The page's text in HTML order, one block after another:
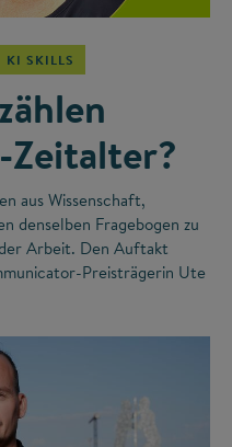
KI SKILLS
aus Wissenschaft,
denselben Fragebogen zu
Arbeit. Den Auftakt
Preisträgerin Ute